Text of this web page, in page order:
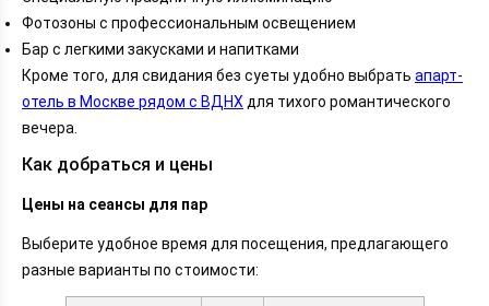
Фотозоны с профессиональным освещением
Бар с легкими закусками и напитками
Кроме того, для свидания без суеты удобно выбрать апарт-
отель в Москве рядом с ВДНХ для тихого романтического
вечера.
Как добраться и цены
Цены на сеансы для пар
Выберите удобное время для посещения, предлагающего
разные варианты по стоимости: